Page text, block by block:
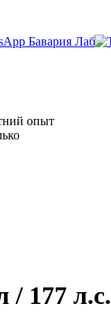
опыт
/ 177 л.с.